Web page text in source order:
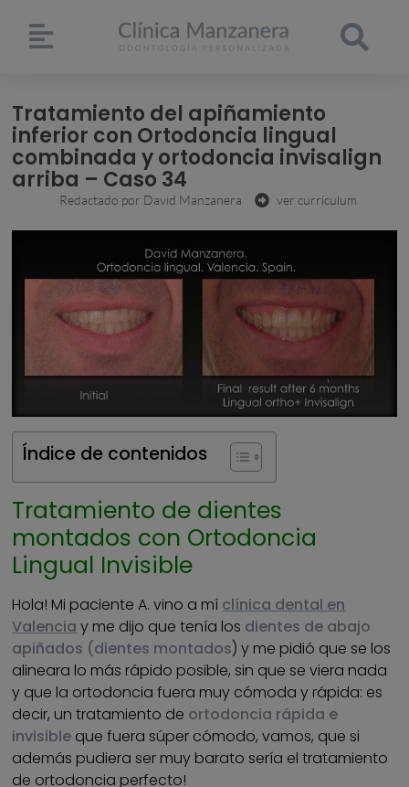
Tratamiento del apiñamiento
inferior con Ortodoncia lingual
combinada y ortodoncia invisalign
arriba – Caso 34
Redactado por David Manzanera ver currículum
Índice de contenidos
Tratamiento de dientes
montados con Ortodoncia
Lingual Invisible
Hola! Mi paciente A. vino a mí clínica dental en
Valencia y me dijo que tenía los dientes de abajo
apiñados (dientes montados) y me pidió que se los
alineara lo más rápido posible, sin que se viera nada
y que la ortodoncia fuera muy cómoda y rápida: es
decir, un tratamiento de ortodoncia rápida e
invisible que fuera súper cómodo, vamos, que si
además pudiera ser muy barato sería el tratamiento
de ortodoncia perfecto!